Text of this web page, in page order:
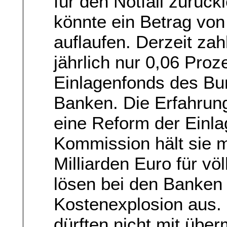
könnte ein Betrag
auflaufen. Derzeit
jährlich nur 0,06
Einlagenfonds des
Banken. Die
eine Reform der
Kommission hält sie
Milliarden Euro für
lösen bei den
Kostenexplosion